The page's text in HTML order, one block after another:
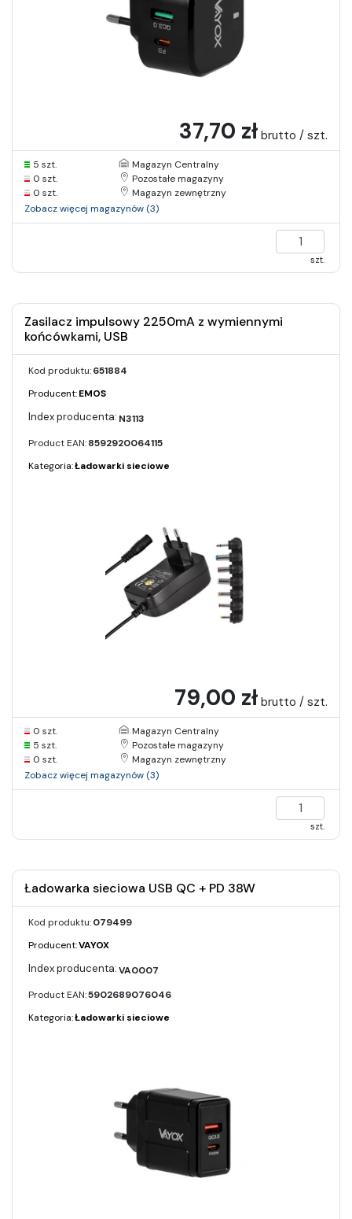
37,70 zł brutto / szt.
5 szt.
Magazyn Centralny
0 szt.
Pozostałe magazyny
0 szt.
Magazyn zewnętrzny
Zobacz więcej magazynów (3)
szt.
Zasilacz impulsowy 2250mA z wymiennymi
końcówkami, USB
Kod produktu:651884
Producent:EMOS
N3113
Product EAN:8592920064115
Kategoria:Ładowarki sieciowe
79,00 zł brutto / szt.
0 szt.
Magazyn Centralny
5 szt.
Pozostałe magazyny
0 szt.
Magazyn zewnętrzny
Zobacz więcej magazynów (3)
szt.
Ładowarka sieciowa USB QC + PD 38W
Kod produktu:079499
Producent:VAYOX
VA0007
Product EAN:5902689076046
Kategoria:Ładowarki sieciowe